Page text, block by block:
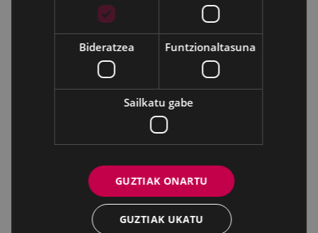
Bideratzea Funtzionaltasuna
Sailkatu gabe
GUZTIAK ONARTU
GUZTIAK UKATU